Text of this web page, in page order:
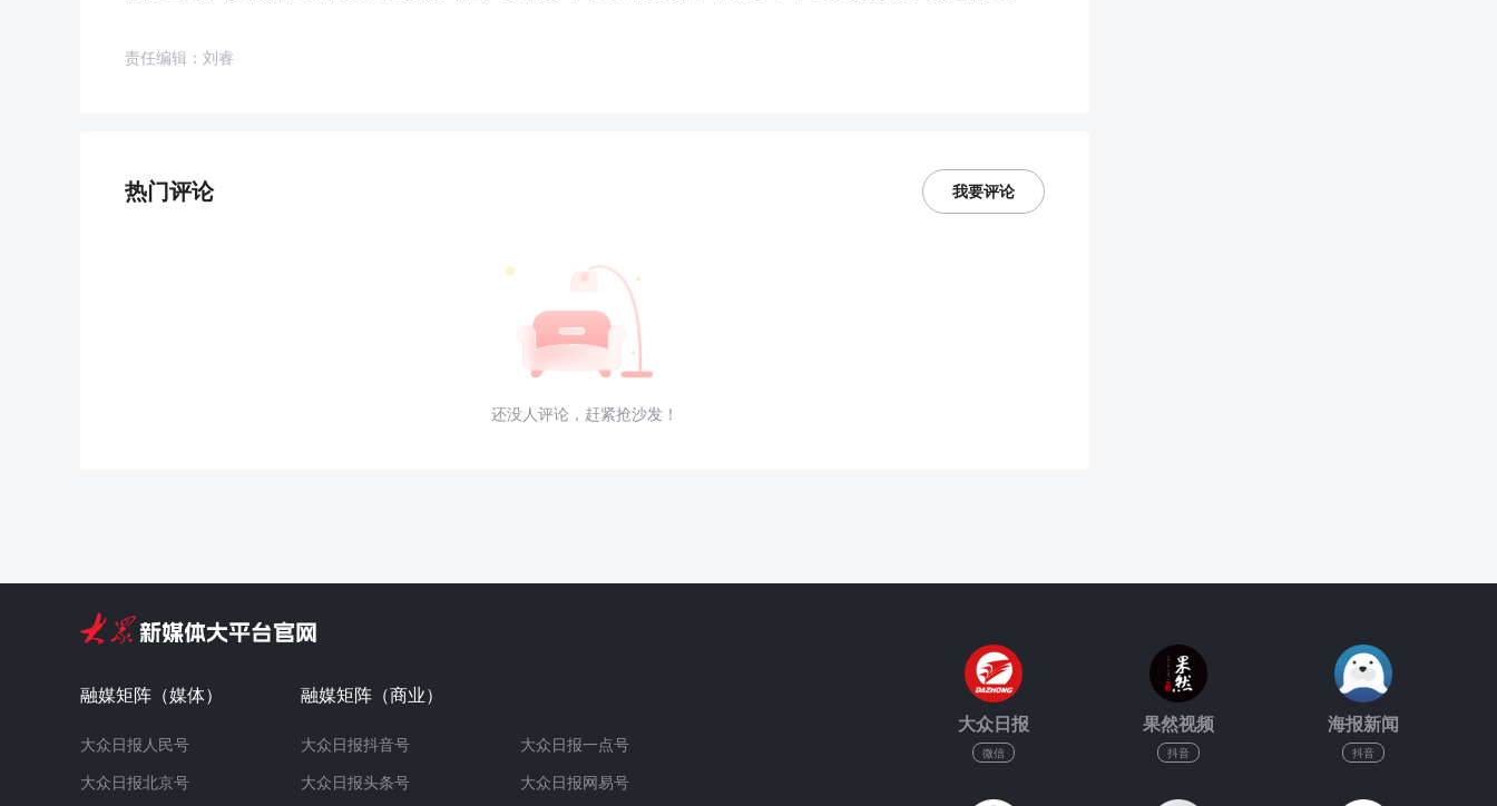
责任编辑：刘睿
热门评论 我要评论
还没人评论，赶紧抢沙发！
融媒矩阵（媒体）
大众日报人民号
大众日报北京号
融媒矩阵（商业）
大众日报抖音号
大众日报头条号
大众日报一点号
大众日报网易号
大众日报
微信
果然视频
抖音
海报新闻
抖音